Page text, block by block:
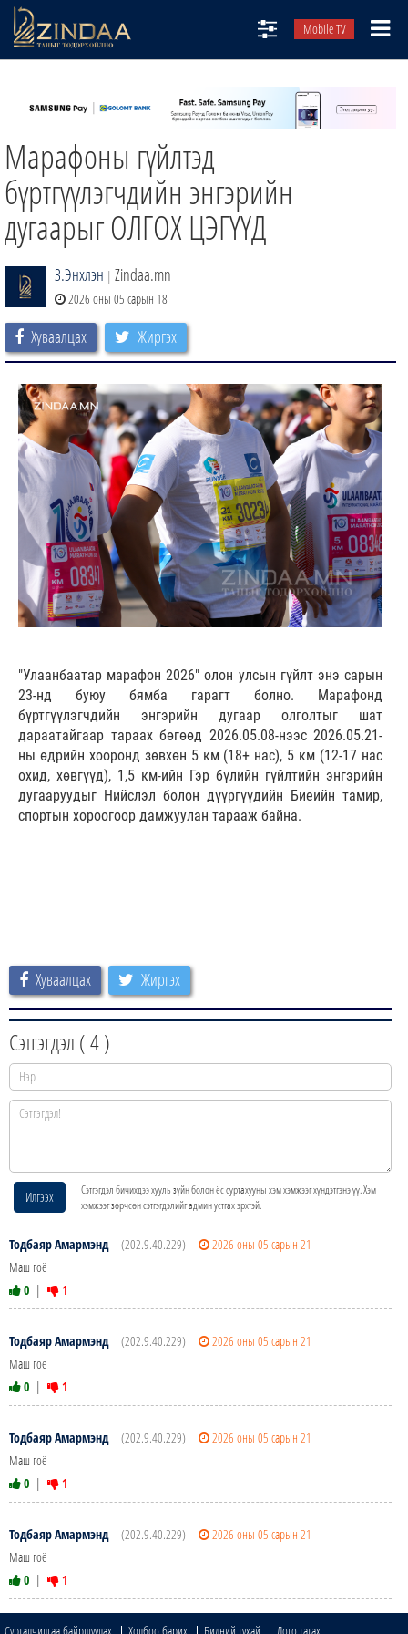
Mobile TV
ТВ8
ӨГЛӨӨНИЙ СОНИН
АУДИО ЗОХИОЛ
ЗИНДАА СЭТГҮҮЛ
Марафоны гүйлтэд
бүртгүүлэгчдийн энгэрийн
дугаарыг ОЛГОХ ЦЭГҮҮД
З.Энхлэн | Zindaa.mn
2026 оны 05 сарын 18
Хуваалцах Жиргэх
"Улаанбаатар марафон 2026" олон улсын гүйлт энэ сарын
23-нд буюу бямба гарагт болно. Марафонд
бүртгүүлэгчдийн энгэрийн дугаар олголтыг шат
дараатайгаар тараах бөгөөд 2026.05.08-нээс 2026.05.21-
ны өдрийн хооронд зөвхөн 5 км (18+ нас), 5 км (12-17 нас
охид, хөвгүүд), 1,5 км-ийн Гэр бүлийн гүйлтийн энгэрийн
дугааруудыг Нийслэл болон дүүргүүдийн Биеийн тамир,
спортын хороогоор дамжуулан тарааж байна.
Хуваалцах Жиргэх
Сэтгэгдэл (4)
Илгээх
Сэтгэгдэл бичихдээ хууль зүйн болон ёс суртахууны хэм хэмжээг хүндэтгэнэ үү. Хэм
хэмжээг зөрчсөн сэтгэгдэлийг админ устгах эрхтэй.
Тодбаяр Амармэнд (202.9.40.229)
2026 оны 05 сарын 21
Маш гоё
0 | 1
Тодбаяр Амармэнд (202.9.40.229)
2026 оны 05 сарын 21
Маш гоё
0 | 1
Тодбаяр Амармэнд (202.9.40.229)
2026 оны 05 сарын 21
Маш гоё
0 | 1
Тодбаяр Амармэнд (202.9.40.229)
2026 оны 05 сарын 21
Маш гоё
0 | 1